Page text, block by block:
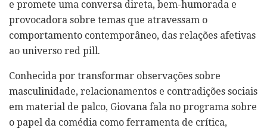
e promete uma conversa direta, bem-humorada e
provocadora sobre temas que atravessam o
comportamento contemporâneo, das relações afetivas
ao universo red pill.
Conhecida por transformar observações sobre
masculinidade, relacionamentos e contradições sociais
em material de palco, Giovana fala no programa sobre
o papel da comédia como ferramenta de crítica,